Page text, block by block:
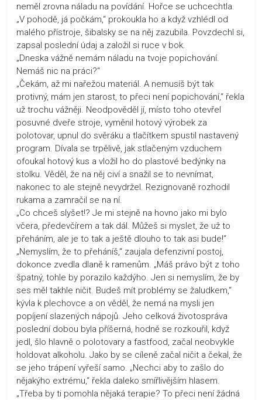
neměl zrovna náladu na povídání. Hořce se uchcechtla.
„V pohodě, já počkám,“ prokoukla ho a když vzhlédl od
malého přístroje, šibalsky se na něj zazubila. Povzdechl si,
zapsal poslední údaj a založil si ruce v bok.
„Dneska vážně nemám náladu na tvoje popichování.
Nemáš nic na práci?“
„Čekám, až mi nařežou materiál. A nemusíš být tak
protivný, mám jen starost, to přeci není popichování,“ řekla
už trochu vážněji. Neodpověděl jí, místo toho otevřel
posuvné dveře stroje, vyměnil hotový výrobek za
polotovar, upnul do svěráku a tlačítkem spustil nastavený
program. Dívala se trpělivě, jak stlačeným vzduchem
ofoukal hotový kus a vložil ho do plastové bedýnky na
stolku. Věděl, že na něj civí a snažil se to nevnímat,
nakonec to ale stejně nevydržel. Rezignovaně rozhodil
rukama a zamračil se na ní.
„Co chceš slyšet!? Je mi stejně na hovno jako mi bylo
včera, předevčírem a tak dál. Můžeš si myslet, že už to
přeháním, ale je to tak a ještě dlouho to tak asi bude!“
„Nemyslím, že to přeháníš,“ zaujala defenzivní postoj,
dokonce zvedla dlaně k ramenům. „Máš právo být z toho
špatný, tohle by porazilo každýho. Jen si nemyslím, že by
ses měl takhle ničit. Budeš mít problémy se žaludkem,“
kývla k plechovce a on věděl, že nemá na mysli jen
popíjení slazených nápojů. Jeho celková životospráva
poslední dobou byla příšerná, hodně se rozkouřil, když
jedl, šlo hlavně o polotovary a fastfood, začal neobvykle
holdovat alkoholu. Jako by se cíleně začal ničit a čekal, že
se jeho trápení vyřeší samo. „Nechci aby to zašlo do
nějakýho extrému,“ řekla daleko smířlivějším hlasem.
„Třeba by ti pomohla nějaká terapie? To přeci není žádná